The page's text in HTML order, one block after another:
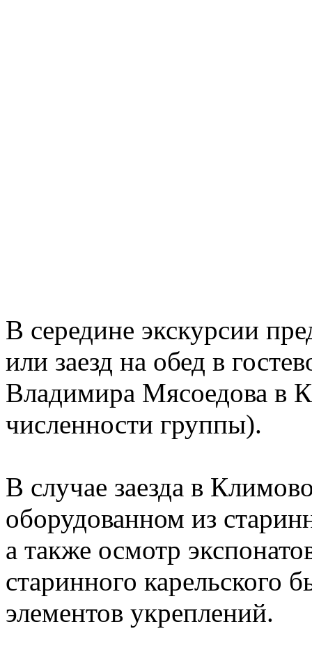
В середине экскурсии
или заезд на обед в
Владимира Мясоедова в
численности группы).
В случае заезда в
оборудованном из
а также осмотр
старинного карельского
элементов укреплений.